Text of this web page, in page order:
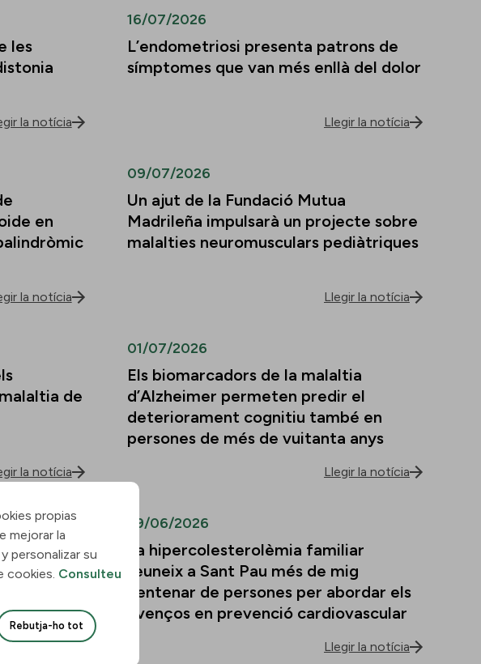
les
la notícia
16/07/2026
L’endometriosi presenta patrons de
símptomes que van més enllà del dolor
Llegir la notícia
en
la notícia
09/07/2026
Un ajut de la Fundació Mutua
Madrileña impulsarà un projecte sobre
malalties neuromusculars pediàtriques
Llegir la notícia
de
la notícia
01/07/2026
Els biomarcadors de la malaltia
d’Alzheimer permeten predir el
deteriorament cognitiu també en
persones de més de vuitanta anys
Llegir la notícia
i
la
la notícia
29/06/2026
La hipercolesterolèmia familiar
reuneix a Sant Pau més de mig
centenar de persones per abordar els
avenços en prevenció cardiovascular
Llegir la notícia
propias
mejorar la
personalizar su
cookies. Consulteu
Rebutja-ho tot